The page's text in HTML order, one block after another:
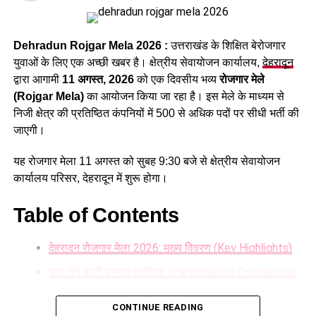
कि दिसंबर से पहले करीब 2477 पदों पर आवेदन प्रक्रिया पूरी कर ली
जाएगी। इनमें स्केलर, कनिष्ठ सहायक, वैयक्तिक सहायक, स्नातक स्तरीय
विज्ञान वर्ग के पद, पुलिस, आबकारी और परिवहन विभाग के वर्दीधारी पद,
संस्कृत विभाग में सहायक अध्यापक तथा सहायक विकास अधिकारी जैसे
पद शामिल हैं।
उनकी परीक्षा भी दिसंबर तक करा ली जाएगी। इनमें व्यैक्तिक सहायक,
पशुधन प्रसार अधिकारी, विभिन्न सेवाओं के तकनीकी पद, सहायक
स्नातक स्तरीय पद सहित कुल 1470 पद शामिल हैं।
Dehradun Rojgar Mela 2026 :उत्तराखंड के शिक्षित बेरोजगार
युवाओं के लिए एक अच्छी खबर है। क्षेत्रीय सेवायोजन कार्यालय,देहरादून
द्वारा आगामी 11 अगस्त, 2026को एक दिवसीय भव्यरोजगार मेले
(Rojgar Mela)का आयोजन किया जा रहा है। इस मेले के माध्यम से
निजी क्षेत्र की प्रतिष्ठित कंपनियों में 500 से अधिक पदों पर सीधी भर्ती की
जाएगी।
यह रोजगार मेला 11 अगस्त को सुबह 9:30 बजे से क्षेत्रीय सेवायोजन
कार्यालय परिसर, देहरादून में शुरू होगा।
Table of Contents
देहरादून रोजगार मेला 2026: मुख्य विवरण (Key Highlights)
Dehradun Rojgar Mela 2026 : आवेदन और पंजीकरण
प्रक्रिया (How to Register)
CONTINUE READING